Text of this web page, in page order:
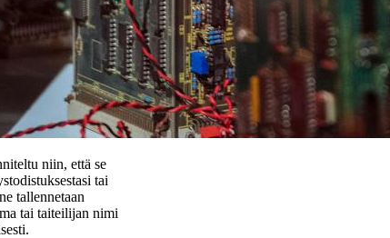
niin, että se
tai
tallennetaan
tai taiteilijan nimi